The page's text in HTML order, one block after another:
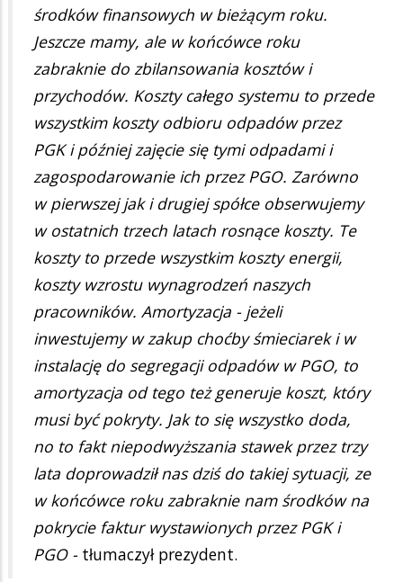
środków finansowych w bieżącym roku.
Jeszcze mamy, ale w końcówce roku
zabraknie do zbilansowania kosztów i
przychodów. Koszty całego systemu to przede
wszystkim koszty odbioru odpadów przez
PGK i później zajęcie się tymi odpadami i
zagospodarowanie ich przez PGO. Zarówno
w pierwszej jak i drugiej spółce obserwujemy
w ostatnich trzech latach rosnące koszty. Te
koszty to przede wszystkim koszty energii,
koszty wzrostu wynagrodzeń naszych
pracowników. Amortyzacja - jeżeli
inwestujemy w zakup choćby śmieciarek i w
instalację do segregacji odpadów w PGO, to
amortyzacja od tego też generuje koszt, który
musi być pokryty. Jak to się wszystko doda,
no to fakt niepodwyższania stawek przez trzy
lata doprowadził nas dziś do takiej sytuacji, ze
w końcówce roku zabraknie nam środków na
pokrycie faktur wystawionych przez PGK i
PGO - tłumaczył prezydent.